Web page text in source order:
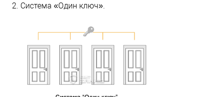
2. Система «Один ключ».